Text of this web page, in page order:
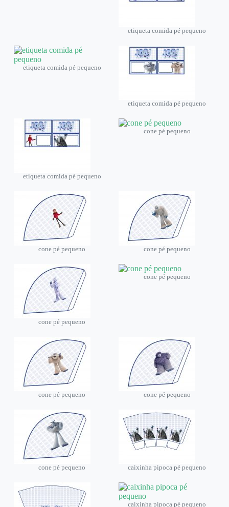
etiqueta comida pé pequeno
etiqueta comida pé pequeno
etiqueta comida pé pequeno
etiqueta comida pé pequeno
cone pé pequeno
cone pé pequeno cone pé pequeno
cone pé pequeno
cone pé pequeno
cone pé pequeno cone pé pequeno
cone pé pequeno caixinha pipoca pé pequeno
caixinha pipoca pé pequeno